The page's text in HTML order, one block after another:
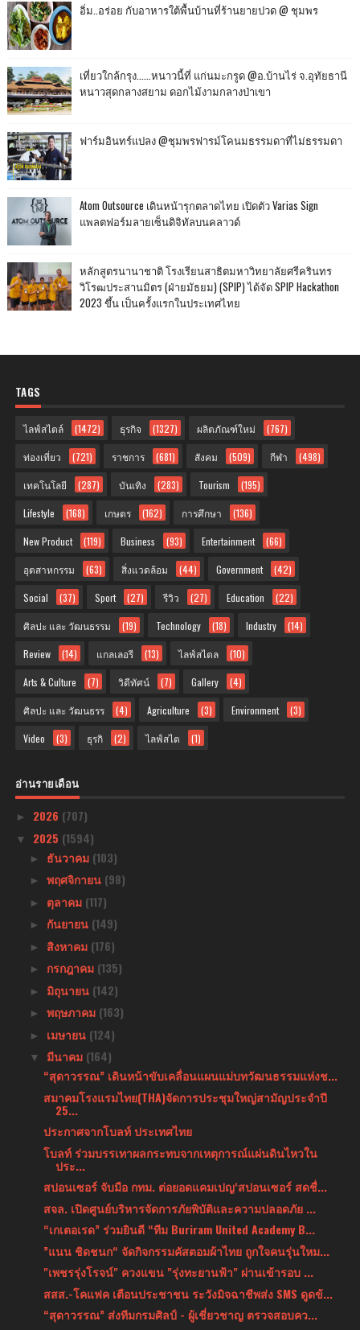
อิ่ม..อร่อย กับอาหารใต้พื้นบ้านที่ร้านยายปวด @ ชุมพร
เที่ยวใกล้กรุง......หนาวนี้ที่ แก่นมะกรูด @อ.บ้านไร่ จ.อุทัยธานี
หนาวสุดกลางสยาม ดอกไม้งามกลางป่าเขา
ฟาร์มอินทร์แปลง @ชุมพรฟารม์โคนมธรรมดาที่ไม่ธรรมดา
Atom Outsource เดินหน้ารุกตลาดไทย เปิดตัว Varias Sign
แพลตฟอร์มลายเซ็นดิจิทัลบนคลาวด์
หลักสูตรนานาชาติ โรงเรียนสาธิตมหาวิทยาลัยศรีครินทร
วิโรฒประสานมิตร (ฝ่ายมัธยม) (SPIP) ได้จัด SPIP Hackathon
2023 ขึ้น เป็นครั้งแรกในประเทศไทย
TAGS
ไลฟ์สไตล์ (1472) ธุรกิจ (1327) ผลิตภัณฑ์ใหม่ (767)
ท่องเที่ยว (721) ราชการ (681) สังคม (509) กีฬา (498)
เทคโนโลยี (287) บันเทิง (283) Tourism (195)
Lifestyle (168) เกษตร (162) การศึกษา (136)
New Product (119) Business (93) Entertainment (66)
อุตสาหกรรม (63) สิ่งแวดล้อม (44) Government (42)
Social (37) Sport (27) รีวิว (27) Education (22)
ศิลปะ และ วัฒนธรรม (19) Technology (18) Industry (14)
Review (14) แกลเลอรี (13) ไลฟ์สไตล (10)
Arts & Culture (7) วิดีทัศน์ (7) Gallery (4)
ศิลปะ และ วัฒนธรร (4) Agriculture (3) Environment (3)
Video (3) ธุรกิ (2) ไลฟ์สไต (1)
อ่านรายเดือน
► 2026 (707)
▼ 2025 (1594)
► ธันวาคม (103)
► พฤศจิกายน (98)
► ตุลาคม (117)
► กันยายน (149)
► สิงหาคม (176)
► กรกฎาคม (135)
► มิถุนายน (142)
► พฤษภาคม (163)
► เมษายน (124)
▼ มีนาคม (164)
“สุดาวรรณ” เดินหน้าขับเคลื่อนแผนแม่บทวัฒนธรรมแห่งช...
สมาคมโรงแรมไทย(THA)จัดการประชุมใหญ่สามัญประจำปี
25...
ประกาศจากโบลท์ ประเทศไทย
โบลท์ ร่วมบรรเทาผลกระทบจากเหตุการณ์แผ่นดินไหวใน
ประ...
สปอนเซอร์ จับมือ กทม. ต่อยอดแคมเปญ‘สปอนเซอร์ สดชื่...
สจล. เปิดศูนย์บริหารจัดการภัยพิบัติและความปลอดภัย ...
“เกเตอเรด” ร่วมยินดี “ทีม Buriram United Academy B...
”แนน ชิดชนก“ จัดกิจกรรมคัสตอมผ้าไทย ถูกใจคนรุ่นใหม...
"เพชรรุ่งโรจน์" ควงแขน "รุ่งทะยานฟ้า" ผ่านเข้ารอบ ...
สสส.-โคแฟค เตือนประชาชน ระวังมิจฉาชีพส่ง SMS ดูดข้...
“สุดาวรรณ” ส่งทีมกรมศิลป์ - ผู้เชี่ยวชาญ ตรวจสอบคว...